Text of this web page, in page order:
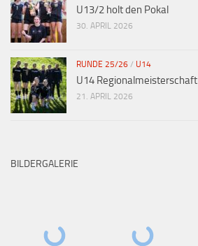
U13/2 holt den Pokal
30. APRIL 2026
RUNDE 25/26 / U14
U14 Regionalmeisterschaft
21. APRIL 2026
BILDERGALERIE